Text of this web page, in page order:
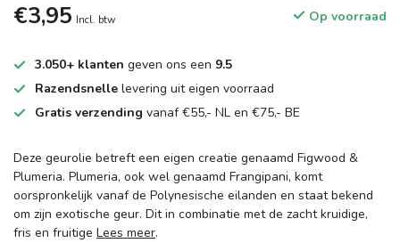
€3,95 Incl. btw Op voorraad
3.050+ klanten geven ons een 9.5
Razendsnelle levering uit eigen voorraad
Gratis verzending vanaf €55,- NL en €75,- BE
Deze geurolie betreft een eigen creatie genaamd Figwood &
Plumeria. Plumeria, ook wel genaamd Frangipani, komt
oorspronkelijk vanaf de Polynesische eilanden en staat bekend
om zijn exotische geur. Dit in combinatie met de zacht kruidige,
fris en fruitige Lees meer.